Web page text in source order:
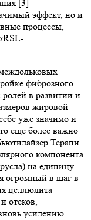
[3]
эффект, но и
процессы,
фиброзного
в развитии и
жировой
уже значимо и
еще более важно –
Терапи
компонента
на единицу
огромный в шаг в
целлюлита –
отеков,
усилению